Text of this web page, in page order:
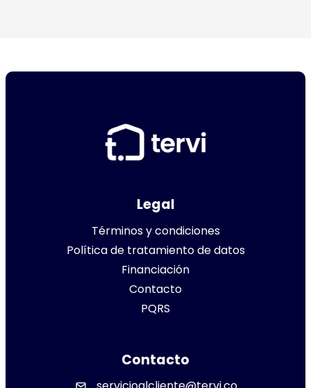
Legal
Términos y condiciones
Política de tratamiento de datos
Financiación
Contacto
PQRS
Contacto